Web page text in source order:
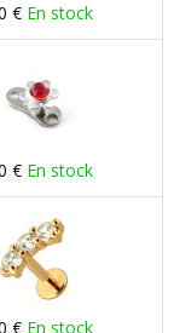
€ En stock
€ En stock
€ En stock